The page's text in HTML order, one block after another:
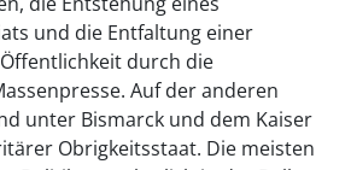
und die Entfaltung einer
durch die
Auf der anderen
unter Bismarck und dem Kaiser
Obrigkeitsstaat. Die meisten